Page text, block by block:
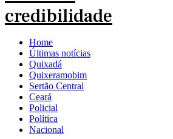
Home
Últimas notícias
Quixadá
Quixeramobim
Sertão Central
Ceará
Policial
Política
Nacional